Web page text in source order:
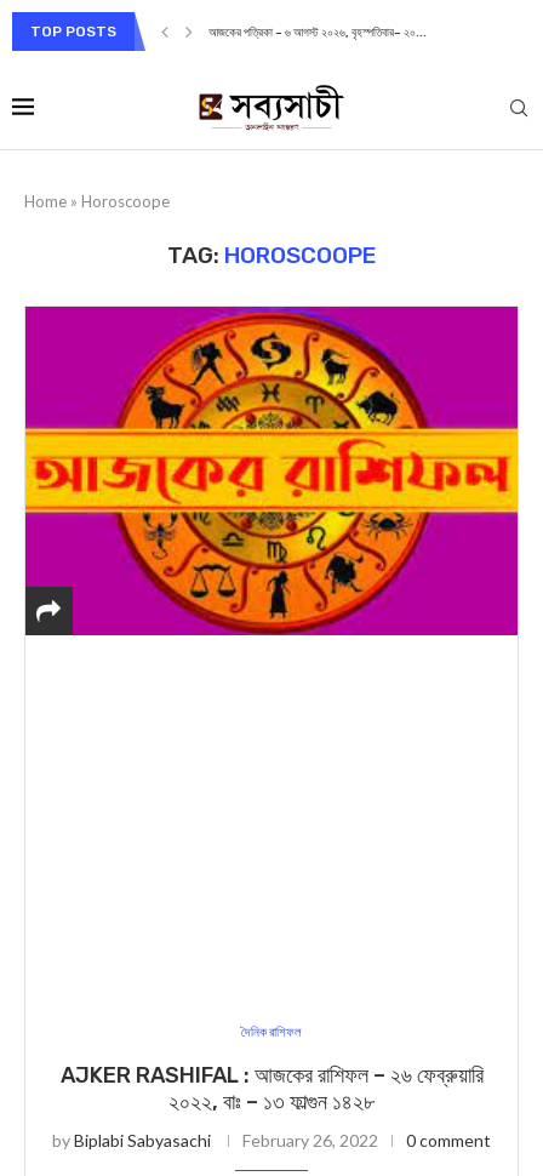
TOP POSTS আজকের পত্রিকা – ৬ আগস্ট ২০২৬, বৃহস্পতিবার– ২০...
Home » Horoscoope
TAG: HOROSCOOPE
দৈনিক রাশিফল
AJKER RASHIFAL : আজকের রাশিফল – ২৬ ফেব্রুয়ারি
২০২২, বাঃ – ১৩ ফাল্গুন ১৪২৮
byBiplabi Sabyasachi February 26, 2022 0 comment